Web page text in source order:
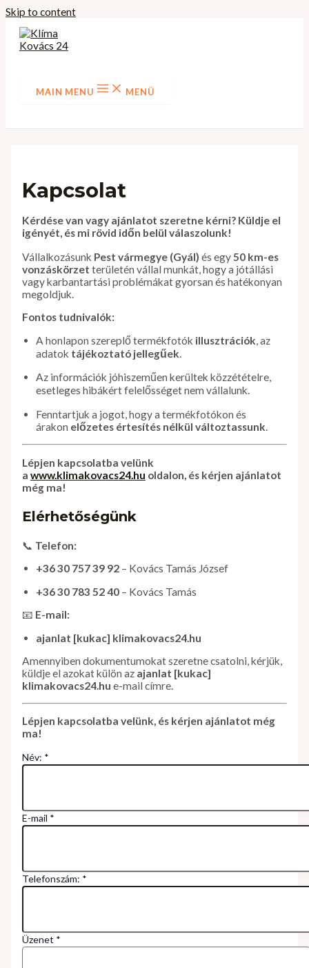
Skip to content
MAIN MENU MENÜ
Kapcsolat
Kérdése van vagy ajánlatot szeretne kérni? Küldje el
igényét, és mi rövid időn belül válaszolunk!
Vállalkozásunk Pest vármegye (Gyál) és egy50 km-es
vonzáskörzet területén vállal munkát, hogy a jótállási
vagy karbantartási problémákat gyorsan és hatékonyan
megoldjuk.
Fontos tudnivalók:
A honlapon szereplő termékfotók illusztrációk, az
adatok tájékoztató jellegűek.
Az információk jóhiszeműen kerültek közzétételre,
esetleges hibákért felelősséget nem vállalunk.
Fenntartjuk a jogot, hogy a termékfotókon és
árakon előzetes értesítés nélkül változtassunk.
Lépjen kapcsolatba velünk
a www.klimakovacs24.hu oldalon, és kérjen ajánlatot
még ma!
Elérhetőségünk
📞 Telefon:
+36 30 757 39 92– Kovács Tamás József
+36 30 783 52 40– Kovács Tamás
📧 E-mail:
ajanlat [kukac] klimakovacs24.hu
Amennyiben dokumentumokat szeretne csatolni, kérjük,
küldje el azokat külön az ajanlat [kukac]
klimakovacs24.hu e-mail címre.
Lépjen kapcsolatba velünk, és kérjen ajánlatot még
ma!
Név: *
E-mail *
Telefonszám: *
Üzenet *